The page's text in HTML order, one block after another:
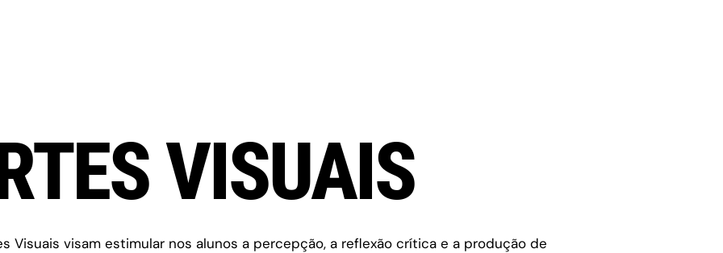
VISUAIS
Visuais visam estimular nos alunos a percepção, a reflexão crítica e a produção de